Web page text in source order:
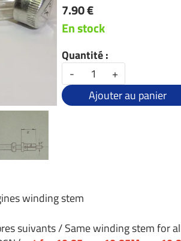
7.90 €
En stock
Quantité :
-
+
Ajouter au panier
winding stem
suivants / Same winding stem for